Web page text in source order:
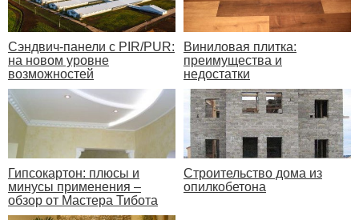
Сэндвич-панели с PIR/PUR:
на новом уровне
возможностей
Виниловая плитка:
преимущества и
недостатки
Гипсокартон: плюсы и
минусы применения –
обзор от Мастера Тибота
Строительство дома из
опилкобетона